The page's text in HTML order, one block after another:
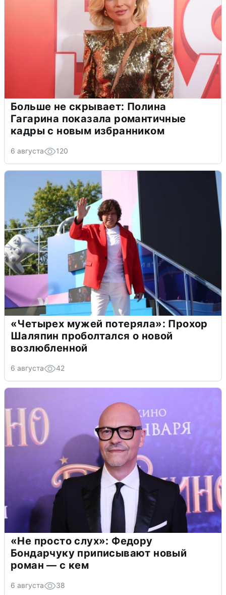
Больше не скрывает: Полина
Гагарина показала романтичные
кадры с новым избранником
6 августа 120
«Четырех мужей потеряла»: Прохор
Шаляпин проболтался о новой
возлюбленной
6 августа 42
«Не просто слух»: Федору
Бондарчуку приписывают новый
роман — с кем
6 августа 38